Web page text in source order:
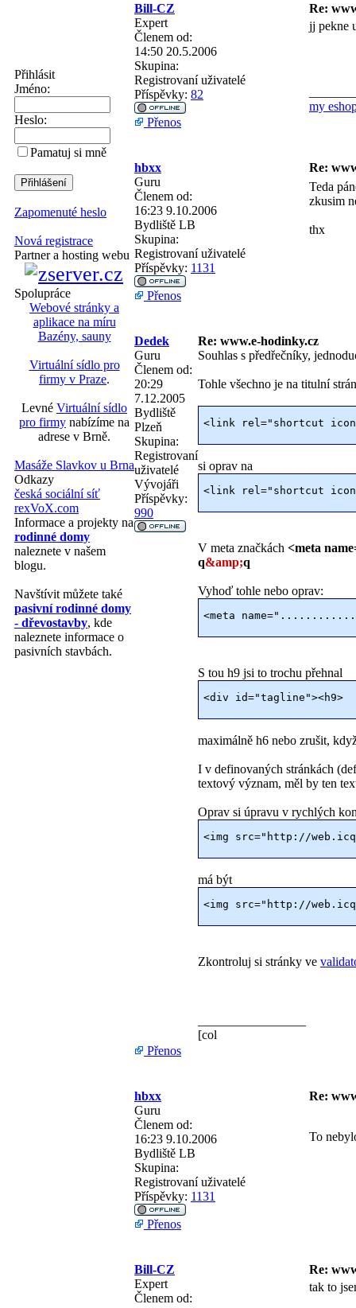
Přihlásit
Jméno:
Heslo:
Pamatuj si mně
Zapomenuté heslo
Nová registrace
Partner a hosting webu
Spolupráce
Webové stránky a
aplikace na míru
Bazény, sauny
Virtuální sídlo pro
firmy v Praze.
Levné Virtuální sídlo
pro firmy nabízíme na
adrese v Brně.
Masáže Slavkov u Brna
Odkazy
česká sociální síť
rexVoX.com
Informace a projekty na
rodinné domy
naleznete v našem
blogu.
Navštívit můžete také
pasivní rodinné domy
- dřevostavby, kde
naleznete informace o
pasivních stavbách.
Bill-CZ
Re:
Expert
Členem od:
14:50 20.5.2006
Skupina:
Registrovaní uživatelé
Příspěvky: 82
jj pekne
my
Přenos
hbxx
Re:
Guru
Členem od:
16:23 9.10.2006
Bydliště LB
Skupina:
Registrovaní uživatelé
Příspěvky: 1131
Teda
zkusim
thx
Přenos
Dedek
Re: www.e-hodinky.cz
Guru
Členem od:
20:29
7.12.2005
Bydliště
Plzeň
Skupina:
Registrovaní
uživatelé
Vývojáři
Příspěvky:
990
Souhlas s předřečníky,
Tohle všechno je na titulní
<link rel="shortcut
si oprav na
<link rel="shortcut
V meta značkách <meta
q&amp;q
Vyhoď tohle nebo oprav:
<meta
S tou h9 jsi to trochu přehnal
<div id="tagline"><h9>
maximálně h6 nebo zrušit,
I v definovaných stránkách
textový význam, měl by ten
Oprav si úpravu v rychlých
<img src="http://
má být
<img src="http://
Zkontroluj si stránky ve
[col
Přenos
hbxx
Re:
Guru
Členem od:
16:23 9.10.2006
Bydliště LB
Skupina:
Registrovaní uživatelé
Příspěvky: 1131
To
Přenos
Bill-CZ
Re:
Expert
Členem od:
tak to